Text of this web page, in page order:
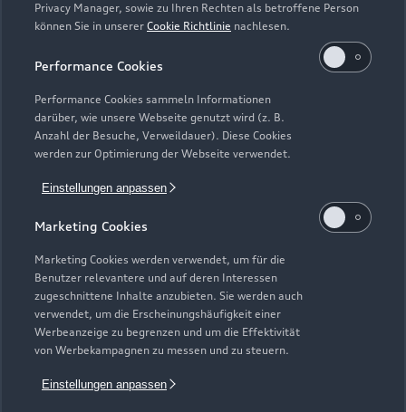
Privacy Manager, sowie zu Ihren Rechten als betroffene Person
können Sie in unserer Cookie Richtlinie nachlesen.
Performance Cookies
Performance Cookies sammeln Informationen
darüber, wie unsere Webseite genutzt wird (z. B.
Anzahl der Besuche, Verweildauer). Diese Cookies
werden zur Optimierung der Webseite verwendet.
Einstellungen anpassen
Marketing Cookies
Marketing Cookies werden verwendet, um für die
Benutzer relevantere und auf deren Interessen
zugeschnittene Inhalte anzubieten. Sie werden auch
verwendet, um die Erscheinungshäufigkeit einer
Werbeanzeige zu begrenzen und um die Effektivität
von Werbekampagnen zu messen und zu steuern.
Einstellungen anpassen
Zur Inspektion
Zurück nach oben
Modelle
Alle Modelle
Modelle vergleichen
Elektromodelle
Kaufen & leasen